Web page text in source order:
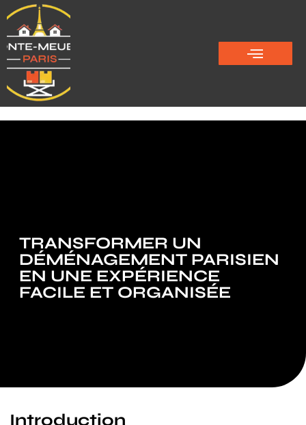
TRANSFORMER UN
DÉMÉNAGEMENT PARISIEN
EN UNE EXPÉRIENCE
FACILE ET ORGANISÉE
Introduction